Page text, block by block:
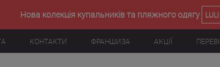
Нова колекція купальників та пляжного одягу
КОНТАКТИ ФРАНШИЗА АКЦІЇ